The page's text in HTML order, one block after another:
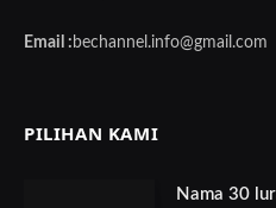
Email : bechannel.info@gmail.com
PILIHAN KAMI
Nama 30